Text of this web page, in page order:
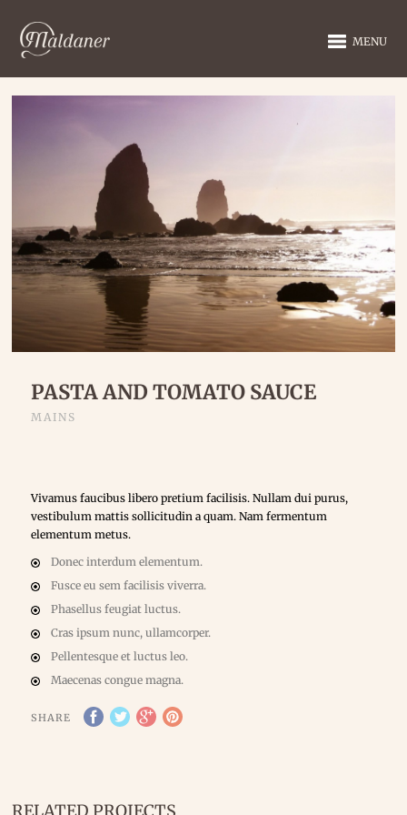
MENU
PASTA AND TOMATO SAUCE
MAINS
Vivamus faucibus libero pretium facilisis. Nullam dui purus,
vestibulum mattis sollicitudin a quam. Nam fermentum
elementum metus.
Donec interdum elementum.
Fusce eu sem facilisis viverra.
Phasellus feugiat luctus.
Cras ipsum nunc, ullamcorper.
Pellentesque et luctus leo.
Maecenas congue magna.
SHARE